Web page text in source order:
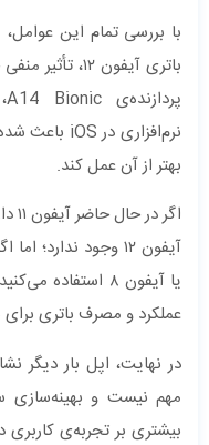
با بررسی تمام این
باتری آیفون
بهتر از آن عمل کند.
عملکرد و مصرف باتری
در نهایت، اپل بار دیگر
مهم نیست و بهینه‌سازی
بیشتری بر تجربه‌ی